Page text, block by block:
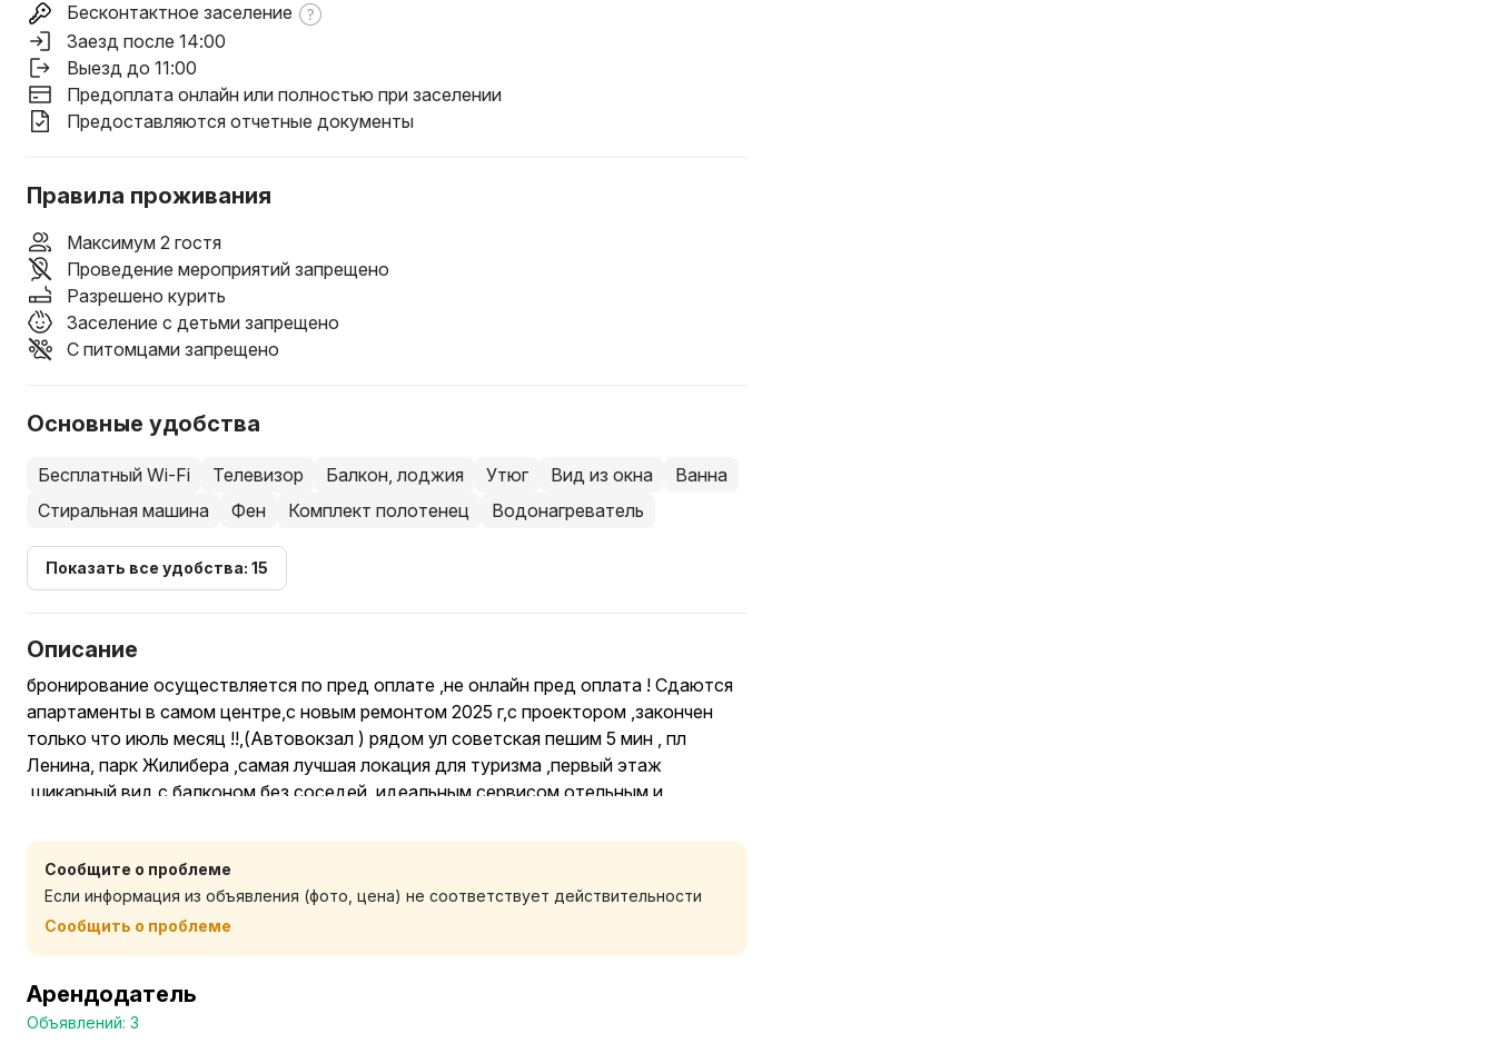
Бесконтактное заселение
Заезд после 14:00
Выезд до 11:00
Предоплата онлайн или полностью при заселении
Предоставляются отчетные документы
Правила проживания
Максимум 2 гостя
Проведение мероприятий запрещено
Разрешено курить
Заселение с детьми запрещено
С питомцами запрещено
Основные удобства
Бесплатный Wi-Fi Телевизор Балкон, лоджия Утюг Вид из окна
Ванна
Стиральная машина
Фен Комплект полотенец Водонагреватель
Показать все удобства: 15
Описание
бронирование осуществляется по пред оплате ,не онлайн пред оплата ! Сдаются
апартаменты в самом центре,с новым ремонтом 2025 г,с проектором ,закончен
только что июль месяц !!,(Автовокзал ) рядом ул советская пешим 5 мин , пл
Ленина, парк Жилибера ,самая лучшая локация для туризма ,первый этаж
,шикарный вид с балконом без соседей ,идеальным сервисом отельным и
районе ЦЕНТР.
Укомплектованная:
-Диван двухспальный супер мягкий на заказ ортопедический
-проектор ,с интернетом
-Холодильник Атлант
-капсульная кофемашина Nescafe
Сообщите о проблеме
Если информация из объявления (фото, цена) не соответствует действительности
Сообщить о проблеме
Арендодатель
Объявлений: 3